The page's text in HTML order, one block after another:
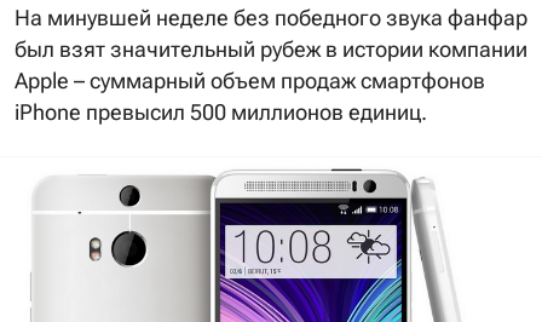
На минувшей неделе без победного звука фанфар
был взят значительный рубеж в истории компании
Apple – суммарный объем продаж смартфонов
iPhone превысил 500 миллионов единиц.